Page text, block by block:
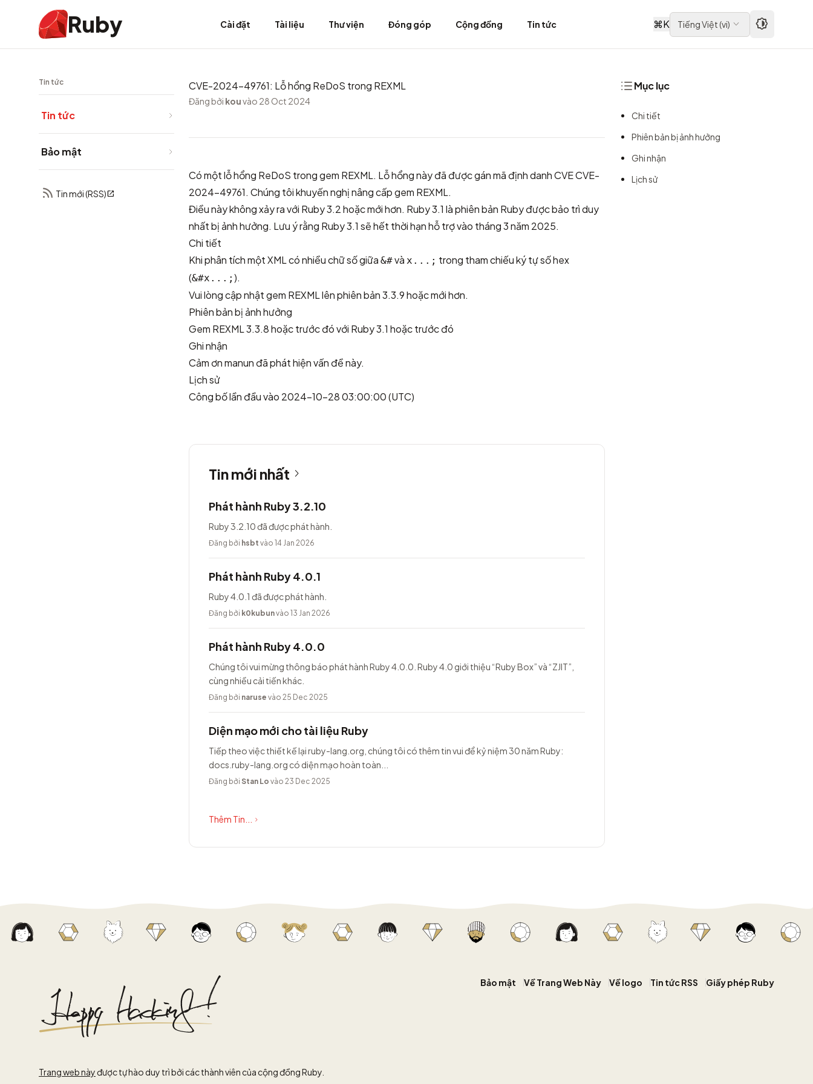
Ruby Cài đặt Tài liệu Thư viện Đóng góp Cộng đồng Tin tức ⌘K Tiếng Việt(vi)
Tin tức
Tin tức
Bảo mật
Tin mới (RSS)
CVE-2024-49761: Lỗ hổng ReDoS trong REXML
Đăng bởi kouvào 28 Oct 2024
Có một lỗ hổng ReDoS trong gem REXML. Lỗ hổng này đã được gán mã định danh CVECVE-
2024-49761. Chúng tôi khuyến nghị nâng cấp gem REXML.
Điều này không xảy ra với Ruby 3.2 hoặc mới hơn. Ruby 3.1 là phiên bản Ruby được bảo trì duy
nhất bị ảnh hưởng. Lưu ý rằng Ruby 3.1 sẽ hết thời hạn hỗ trợ vào tháng 3 năm 2025.
Chi tiết
Khi phân tích một XML có nhiều chữ số giữa &#và x...; trong tham chiếu ký tự số hex
(&#x...; ).
Vui lòng cập nhật gem REXML lên phiên bản 3.3.9 hoặc mới hơn.
Phiên bản bị ảnh hưởng
Gem REXML 3.3.8 hoặc trước đó với Ruby 3.1 hoặc trước đó
Ghi nhận
Cảm ơnmanun đã phát hiện vấn đề này.
Lịch sử
Công bố lần đầu vào 2024-10-28 03:00:00 (UTC)
Tin mới nhất
Phát hành Ruby 3.2.10
Ruby 3.2.10 đã được phát hành.
Đăng bởi hsbt vào 14 Jan 2026
Phát hành Ruby 4.0.1
Ruby 4.0.1 đã được phát hành.
Đăng bởi k0kubunvào 13 Jan 2026
Phát hành Ruby 4.0.0
Chúng tôi vui mừng thông báo phát hành Ruby 4.0.0. Ruby 4.0 giới thiệu “Ruby Box” và “ZJIT”,
cùng nhiều cải tiến khác.
Đăng bởi naruse vào 25 Dec 2025
Diện mạo mới cho tài liệu Ruby
Tiếp theo việc thiết kế lại ruby-lang.org, chúng tôi có thêm tin vui để kỷ niệm 30 năm Ruby:
docs.ruby-lang.org có diện mạo hoàn toàn...
Đăng bởi Stan Lo vào 23 Dec 2025
Thêm Tin...
Mục lục
Chi tiết
Phiên bản bị ảnh hưởng
Ghi nhận
Lịch sử
Bảo mật Về Trang Web Này Về logo Tin tức RSS Giấy phép Ruby
Trang web nàyđược tự hào duy trì bởi các thành viên của cộng đồng Ruby.